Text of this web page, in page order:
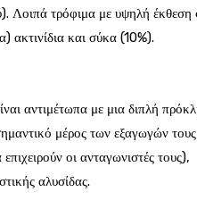
Λοιπά τρόφιμα με υψηλή έκθεση
ακτινίδια και σύκα (10%).
αντιμέτωπα με μια διπλή
μέρος των εξαγωγών τους
οι ανταγωνιστές τους),
αλυσίδας.